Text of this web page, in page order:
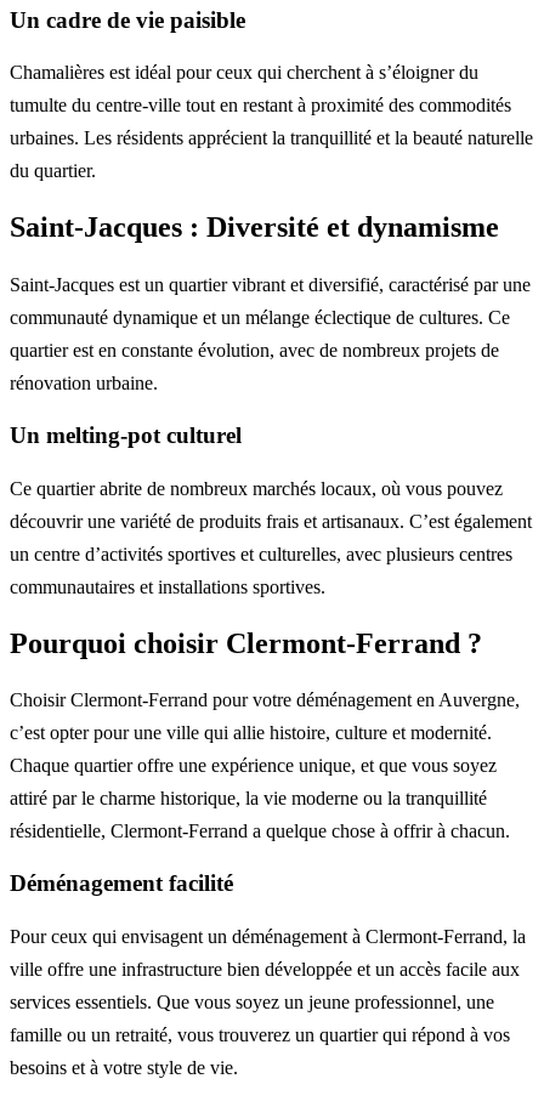
Un cadre de vie paisible
Chamalières est idéal pour ceux qui cherchent à s’éloigner du
tumulte du centre-ville tout en restant à proximité des commodités
urbaines. Les résidents apprécient la tranquillité et la beauté naturelle
du quartier.
Saint-Jacques : Diversité et dynamisme
Saint-Jacques est un quartier vibrant et diversifié, caractérisé par une
communauté dynamique et un mélange éclectique de cultures. Ce
quartier est en constante évolution, avec de nombreux projets de
rénovation urbaine.
Un melting-pot culturel
Ce quartier abrite de nombreux marchés locaux, où vous pouvez
découvrir une variété de produits frais et artisanaux. C’est également
un centre d’activités sportives et culturelles, avec plusieurs centres
communautaires et installations sportives.
Pourquoi choisir Clermont-Ferrand ?
Choisir Clermont-Ferrand pour votre déménagement en Auvergne,
c’est opter pour une ville qui allie histoire, culture et modernité.
Chaque quartier offre une expérience unique, et que vous soyez
attiré par le charme historique, la vie moderne ou la tranquillité
résidentielle, Clermont-Ferrand a quelque chose à offrir à chacun.
Déménagement facilité
Pour ceux qui envisagent un déménagement à Clermont-Ferrand, la
ville offre une infrastructure bien développée et un accès facile aux
services essentiels. Que vous soyez un jeune professionnel, une
famille ou un retraité, vous trouverez un quartier qui répond à vos
besoins et à votre style de vie.